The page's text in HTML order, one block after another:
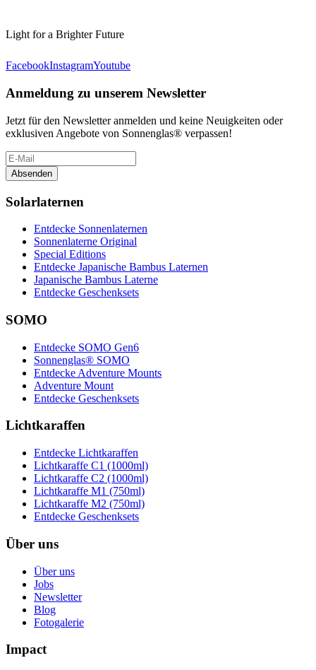
Light for a Brighter Future
FacebookInstagramYoutube
Anmeldung zu unserem Newsletter
Jetzt für den Newsletter anmelden und keine Neuigkeiten oder
exklusiven Angebote von Sonnenglas® verpassen!
Absenden
Solarlaternen
Entdecke Sonnenlaternen
Sonnenlaterne Original
Special Editions
Entdecke Japanische Bambus Laternen
Japanische Bambus Laterne
Entdecke Geschenksets
SOMO
Entdecke SOMO Gen6
Sonnenglas® SOMO
Entdecke Adventure Mounts
Adventure Mount
Entdecke Geschenksets
Lichtkaraffen
Entdecke Lichtkaraffen
Lichtkaraffe C1 (1000ml)
Lichtkaraffe C2 (1000ml)
Lichtkaraffe M1 (750ml)
Lichtkaraffe M2 (750ml)
Entdecke Geschenksets
Über uns
Über uns
Jobs
Newsletter
Blog
Fotogalerie
Impact